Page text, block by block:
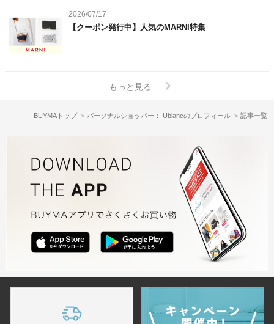
2026/07/17
【クーポン発行中】人気のMARNI特集
もっと見る
BUYMAトップ パーソナルショッパー： Ublancのプロフィール 記事一覧